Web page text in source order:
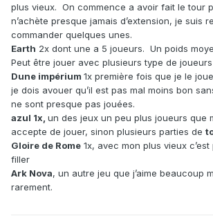
plus vieux. On commence a avoir fait le tour
n’achète presque jamais d’extension, je suis
commander quelques unes.
Earth 2x dont une a 5 joueurs. Un poids
Peut être jouer avec plusieurs type de
Dune impérium 1x première fois que je le
je dois avouer qu’il est pas mal moins bon
ne sont presque pas jouées.
azul 1x, un des jeux un peu plus joueurs que
accepte de jouer, sinon plusieurs parties de
Gloire de Rome 1x, avec mon plus vieux
filler
Ark Nova, un autre jeu que j’aime beaucoup
rarement.